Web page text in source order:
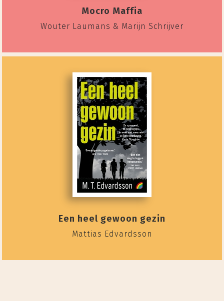
Mocro Maffia
Wouter Laumans & Marijn Schrijver
Een heel gewoon gezin
Mattias Edvardsson